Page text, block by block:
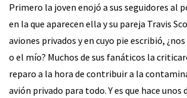
Primero la joven enojó a sus seguidores al
en la que aparecen ella y su pareja Travis
aviones privados y en cuyo pie escribió,
o el mío? Muchos de sus fanáticos la
reparo a la hora de contribuir a la
avión privado para todo. Y es que hace unos